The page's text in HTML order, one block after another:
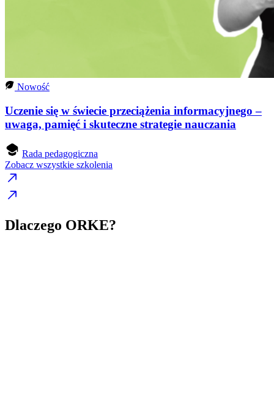
Nowość
Uczenie się w świecie przeciążenia informacyjnego –
uwaga, pamięć i skuteczne strategie nauczania
Rada pedagogiczna
Zobacz wszystkie szkolenia
Dlaczego ORKE?